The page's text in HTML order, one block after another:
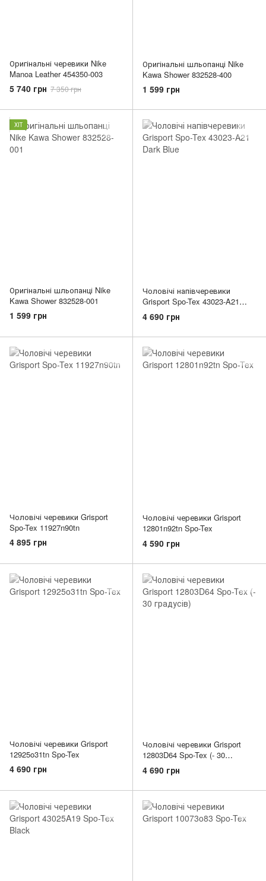
Оригінальні черевики Nike
Manoa Leather 454350-003
5 740 грн 7 350 грн
Оригінальні шльопанці Nike
Kawa Shower 832528-400
1 599 грн
ХІТ
Оригінальні шльопанці Nike
Kawa Shower 832528-001
1 599 грн
Чоловічі напівчеревики
Grisport Spo-Tex 43023-A21
Dark Blue
4 690 грн
Чоловічі черевики Grisport
Spo-Tex 11927n90tn
4 895 грн
Чоловічі черевики Grisport
12801n92tn Spo-Tex
4 590 грн
Чоловічі черевики Grisport
12925o31tn Spo-Tex
4 690 грн
Чоловічі черевики Grisport
12803D64 Spo-Tex (- 30
градусів)
4 690 грн